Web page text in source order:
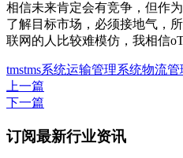
相信未来肯定会有竞争，但作
了解目标市场，必须接地气，
联网的人比较难模仿，我相信
tmstms系统运输管理系统物流管
上一篇
下一篇
订阅最新行业资讯